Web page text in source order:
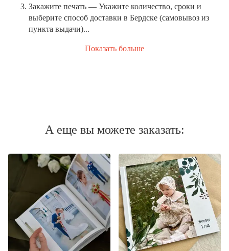
Закажите печать — Укажите количество, сроки и
выберите способ доставки в Бердске (самовывоз из
пункта выдачи)...
Показать больше
А еще вы можете заказать: